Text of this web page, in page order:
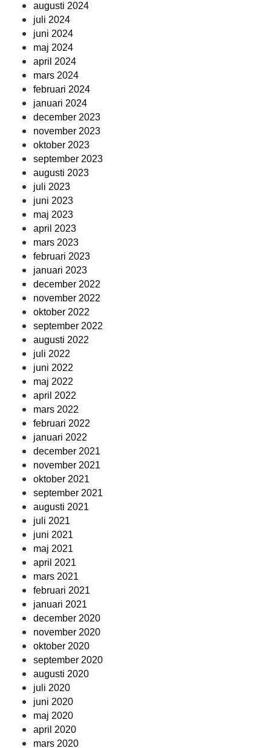
augusti 2024
juli 2024
juni 2024
maj 2024
april 2024
mars 2024
februari 2024
januari 2024
december 2023
november 2023
oktober 2023
september 2023
augusti 2023
juli 2023
juni 2023
maj 2023
april 2023
mars 2023
februari 2023
januari 2023
december 2022
november 2022
oktober 2022
september 2022
augusti 2022
juli 2022
juni 2022
maj 2022
april 2022
mars 2022
februari 2022
januari 2022
december 2021
november 2021
oktober 2021
september 2021
augusti 2021
juli 2021
juni 2021
maj 2021
april 2021
mars 2021
februari 2021
januari 2021
december 2020
november 2020
oktober 2020
september 2020
augusti 2020
juli 2020
juni 2020
maj 2020
april 2020
mars 2020